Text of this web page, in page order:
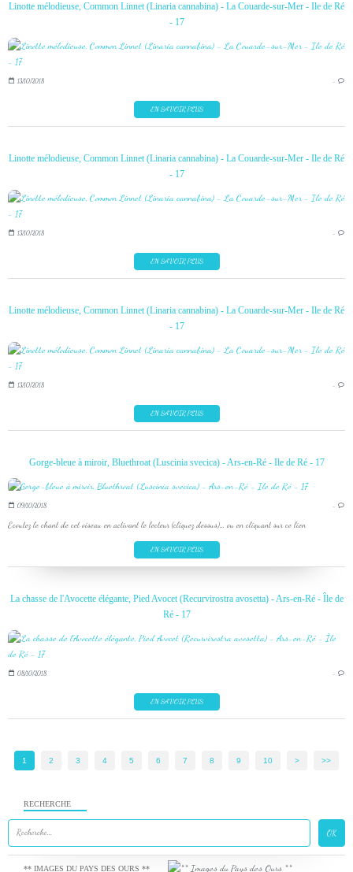
Linotte mélodieuse, Common Linnet (Linaria cannabina) - La Couarde-sur-Mer - Ile de Ré
- 17
13/10/2018 …
EN SAVOIR PLUS
Linotte mélodieuse, Common Linnet (Linaria cannabina) - La Couarde-sur-Mer - Ile de Ré
- 17
13/10/2018 …
EN SAVOIR PLUS
Linotte mélodieuse, Common Linnet (Linaria cannabina) - La Couarde-sur-Mer - Ile de Ré
- 17
13/10/2018 …
EN SAVOIR PLUS
Gorge-bleue à miroir, Bluethroat (Luscinia svecica) - Ars-en-Ré - Ile de Ré - 17
09/10/2018 …
Ecoutez le chant de cet oiseau en activant le lecteur (cliquez dessus)... ou en cliquant sur ce lien
EN SAVOIR PLUS
La chasse de l'Avocette élégante, Pied Avocet (Recurvirostra avosetta) - Ars-en-Ré - Île de
Ré - 17
08/10/2018 …
EN SAVOIR PLUS
1 2 3 4 5 6 7 8 9 10 20
> >>
RECHERCHE
** IMAGES DU PAYS DES OURS **